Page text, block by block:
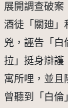
展開調查破案
酒徒「關廸」
兇，誣告「白
拉」挺身辯護
寓所哩，並且
曾聽到「白倫